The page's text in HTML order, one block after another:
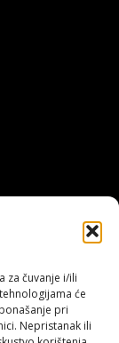
za čuvanje i/ili
će
pri
Nepristanak ili